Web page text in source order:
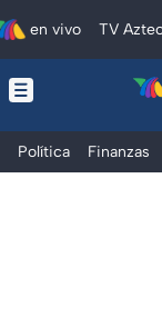
en vivo TV
Política Finanzas